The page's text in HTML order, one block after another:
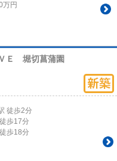
万円
Ｅ 堀切菖蒲園
徒歩2分
歩17分
歩18分